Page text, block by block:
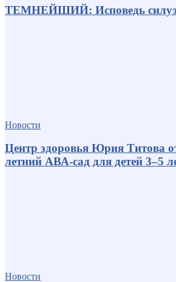
ТЕМНЕЙШИЙ: Исповедь
Новости
Центр здоровья Юрия Титова
летний АВА-сад для детей 3–5
Новости